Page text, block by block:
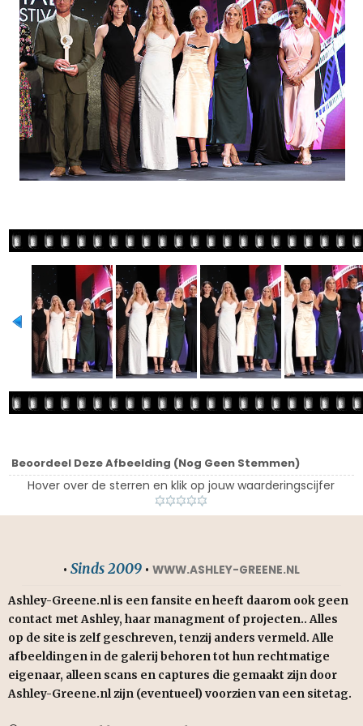
Beoordeel Deze Afbeelding (Nog Geen Stemmen)
Hover over de sterren en klik op jouw waarderingscijfer
• Sinds 2009 • WWW.ASHLEY-GREENE.NL
Ashley-Greene.nl is een fansite en heeft daarom ook geen
contact met Ashley, haar managment of projecten.. Alles
op de site is zelf geschreven, tenzij anders vermeld. Alle
afbeeldingen in de galerij behoren tot hun rechtmatige
eigenaar, alleen scans en captures die gemaakt zijn door
Ashley-Greene.nl zijn (eventueel) voorzien van een sitetag.